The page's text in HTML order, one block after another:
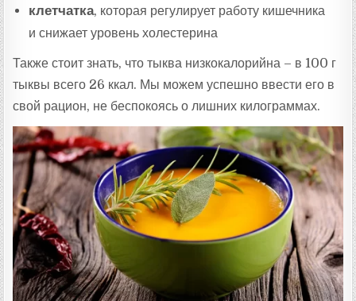
клетчатка, которая регулирует работу кишечника
и снижает уровень холестерина
Также стоит знать, что тыква низкокалорийна – в 100 г
тыквы всего 26 ккал. Мы можем успешно ввести его в
свой рацион, не беспокоясь о лишних килограммах.